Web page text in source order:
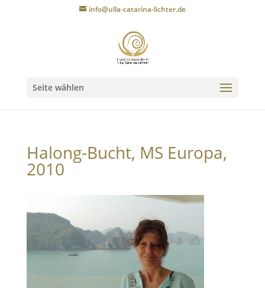
info@ulla-catarina-lichter.de
Seite wählen
Halong-Bucht, MS Europa,
2010